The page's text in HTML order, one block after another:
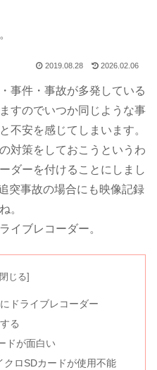
2019.08.28 2026.02.06
事件・事故が多発している
すのでいつか同じような事
不安を感じてしまいます。
対策をしておこうというわ
ダーを付けることにしまし
突事故の場合にも映像記録
。
イブレコーダー。
ドライブレコーダー
る
ドが面白い
ロSDカードが使用不能